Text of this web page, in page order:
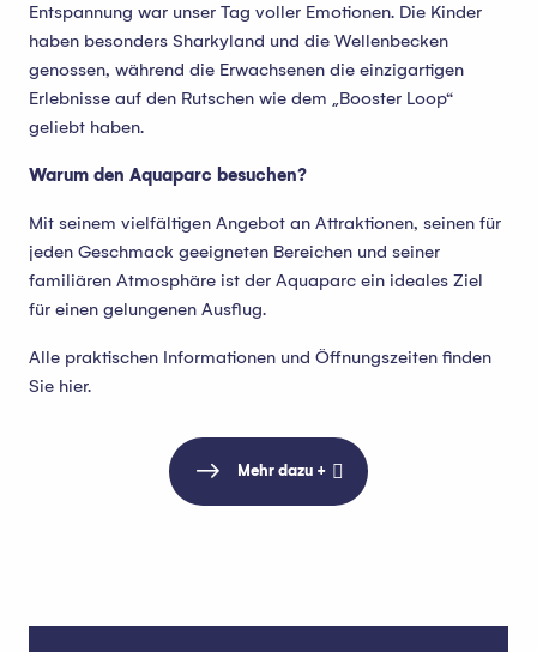
Entspannung war unser Tag voller Emotionen. Die Kinder
haben besonders Sharkyland und die Wellenbecken
genossen, während die Erwachsenen die einzigartigen
Erlebnisse auf den Rutschen wie dem „Booster Loop“
geliebt haben.
Warum den Aquaparc besuchen?
Mit seinem vielfältigen Angebot an Attraktionen, seinen für
jeden Geschmack geeigneten Bereichen und seiner
familiären Atmosphäre ist der Aquaparc ein ideales Ziel
für einen gelungenen Ausflug.
Alle praktischen Informationen und Öffnungszeiten finden
Sie hier.
Mehr dazu +